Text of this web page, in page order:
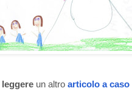
leggere un altro articolo a caso